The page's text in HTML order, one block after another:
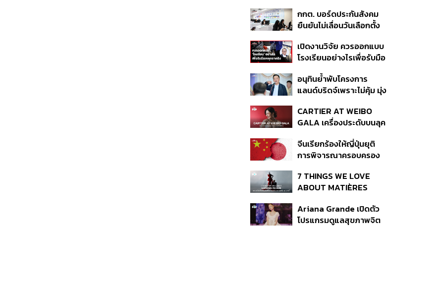
พัน Music Marketing ใน
ปีที่ธุรกิจร้านอาหารโต
กกต. บอร์ดประกันสังคม
ยืนยันไม่เลื่อนวันเลือกตั้ง
ตามคำสั่งทุเลาของศาล
เปิดงานวิจัย ควรออกแบบ
โรงเรียนอย่างไรเพื่อรับมือ
อนุทินย้ำพับโครงการ
แลนด์บริดจ์เพราะไม่คุ้ม มุ่ง
รองรับอ่าวไทย-อันดามัน
CARTIER AT WEIBO
GALA เครื่องประดับบนลุค
สำคัญ
จีนเรียกร้องให้ญี่ปุ่นยุติ
การพิจารณาครอบครอง
7 THINGS WE LOVE
ABOUT MATIÈRES
Ariana Grande เปิดตัว
โปรแกรมดูแลสุขภาพจิต